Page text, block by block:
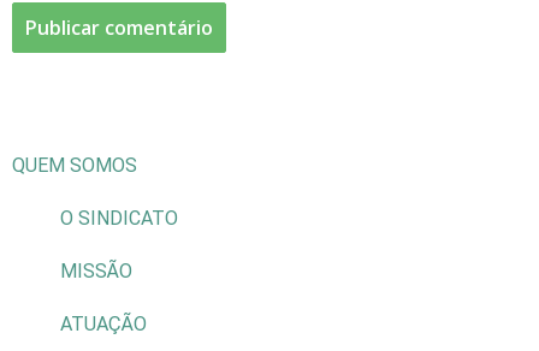
QUEM SOMOS
O SINDICATO
MISSÃO
ATUAÇÃO